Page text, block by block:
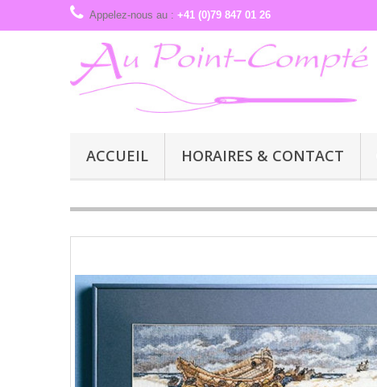
Appelez-nous au : +41 (0)79 847 01 26
ACCUEIL HORAIRES & CONTACT